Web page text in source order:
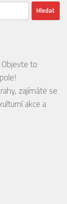
to
zajímáte se
akce a